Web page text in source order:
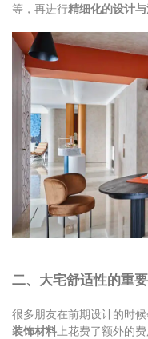
等，再进行精细化的设计与
二、大宅舒适性的重
很多朋友在前期设计的时候
装饰材料 上花费了额外的